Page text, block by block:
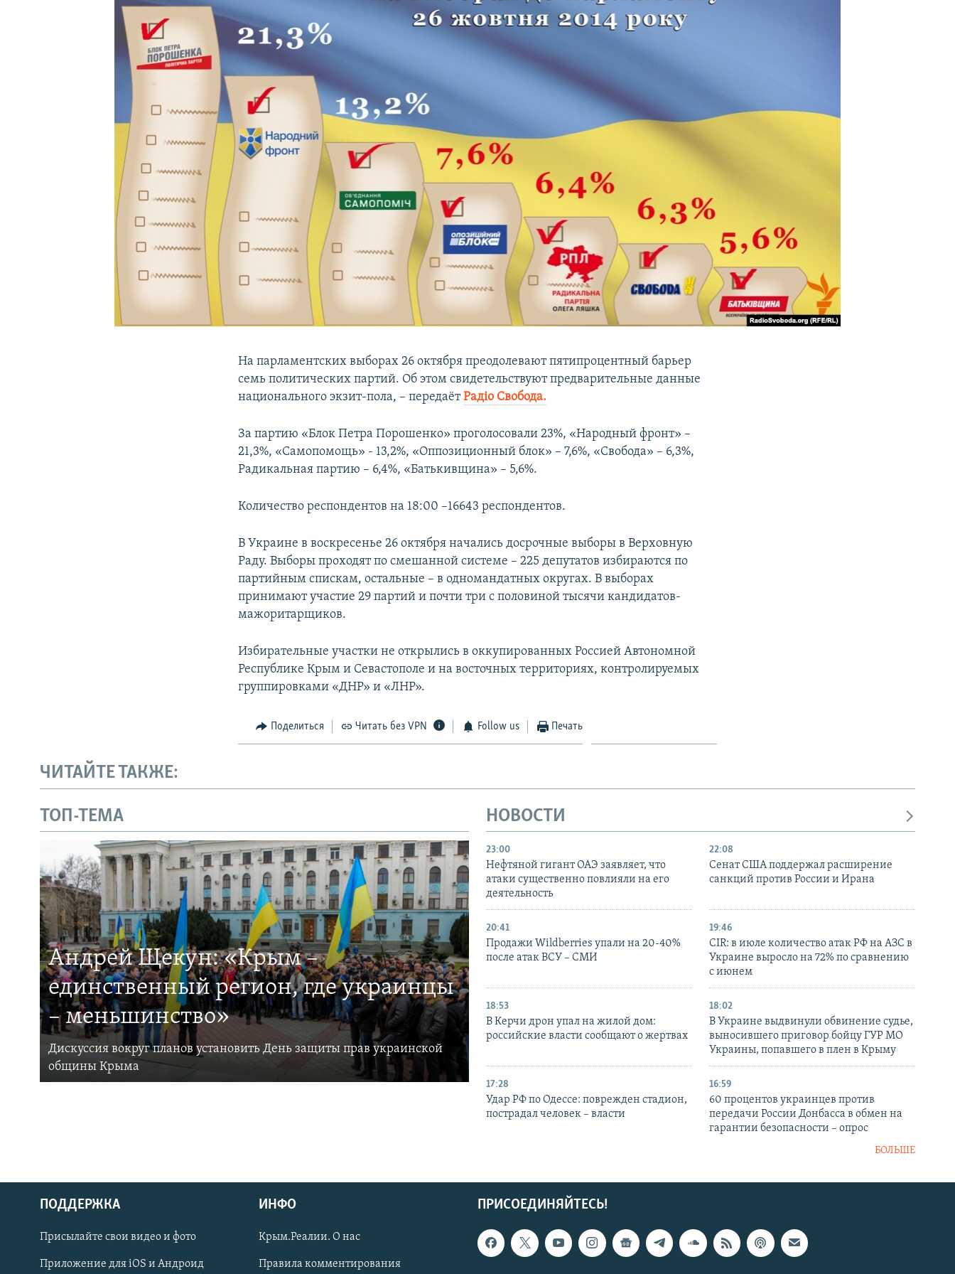
КРЫМ.НЕПОКОРЕННЫЙ
УКРАИНСКАЯ ПРОБЛЕМА КРЫМА
Українською
Qırımtatar
На парламентских выборах 26 октября преодолевают пятипроцентный барьер
семь политических партий. Об этом свидетельствуют предварительные данные
национального экзит-пола, – передаётРадіо Свобода.
За партию «Блок Петра Порошенко» проголосовали 23%, «Народный фронт» –
21,3%, «Самопомощь» - 13,2%, «Оппозиционный блок» – 7,6%, «Свобода» – 6,3%,
Радикальная партию – 6,4%, «Батькивщина» – 5,6%.
Количество респондентов на 18:00 –16643 респондентов.
В Украине в воскресенье 26 октября начались досрочные выборы в Верховную
Раду. Выборы проходят по смешанной системе – 225 депутатов избираются по
партийным спискам, остальные – в одномандатных округах. В выборах
принимают участие 29 партий и почти три с половиной тысячи кандидатов-
мажоритарщиков.
Избирательные участки не открылись в оккупированных Россией Автономной
Республике Крым и Севастополе и на восточных территориях, контролируемых
группировками «ДНР» и «ЛНР».
Поделиться Читать без VPN Follow us Печать
ЧИТАЙТЕ ТАКЖЕ:
ТОП-ТЕМА
Андрей Щекун: «Крым –
единственный регион, где украинцы
– меньшинство»
Дискуссия вокруг планов установить День защиты прав украинской
общины Крыма
НОВОСТИ
23:00
Нефтяной гигант ОАЭ заявляет, что
атаки существенно повлияли на его
деятельность
22:08
Сенат США поддержал расширение
санкций против России и Ирана
20:41
Продажи Wildberries упали на 20-40%
после атак ВСУ – СМИ
19:46
CIR: в июле количество атак РФ на АЗС в
Украине выросло на 72% по сравнению
с июнем
18:53
В Керчи дрон упал на жилой дом:
российские власти сообщают о жертвах
18:02
В Украине выдвинули обвинение судье,
выносившего приговор бойцу ГУР МО
Украины, попавшего в плен в Крыму
17:28
Удар РФ по Одессе: поврежден стадион,
пострадал человек – власти
16:59
60 процентов украинцев против
передачи России Донбасса в обмен на
гарантии безопасности – опрос
БОЛЬШЕ
ПРИСОЕДИНЯЙТЕСЬ!
ПОДДЕРЖКА
Присылайте свои видео и фото
Приложение для iOS и Андроид
ИНФО
Крым.Реалии. О нас
Правила комментирования